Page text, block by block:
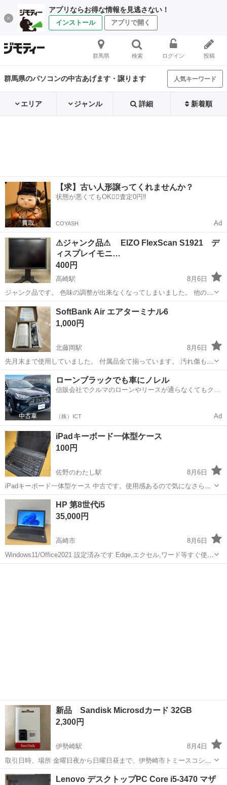
アプリならお得な情報を見逃さない！
インストール アプリで開く
群馬県 検索 ログイン 投稿
群馬県のパソコンの中古あげます・譲ります 人気キーワード
エリア ジャンル 詳細 新着順
【求】古い人形譲ってくれませんか？
状態が悪くてもOK🙆‍♀️査定0円‼️
COYASH Ad
⚠︎ジャンク品⚠︎ EIZO FlexScan S1921 デ
ィスプレイモニ…
400円
高崎駅
8月6日
ジャンク品です。 色味の調整が出来なくなってしまいました。 他の用
途でお使いいただいたり部品取りにいかがでしょうか？ ケーブルなど
の付属品はありません。 ご理解いただいた上でご購入ください。 こち
らが指定した場所に来ていた...
群馬 高崎市 FlexScan
SoftBank Air エアターミナル6
1,000円
北藤岡駅
8月6日
先月末まで使用していました。 付属品全て揃っています。 汚れ傷もほ
ぼ無いので綺麗です。 お値下げ不可です。 何かあれば質問ください。
群馬 佐波郡 北藤岡駅 周辺機器
ローンブラックでも車にノレル
信販会社でクルマのローンやリースが通らなくてもクル
（株）ICT Ad
iPadキーボード一体型ケース
100円
佐野のわたし駅
8月6日
iPadキーボード一体型ケース 中古です。使用感あるので気になさらな
い方でお願いします。 近くまで取りに来られる方希望です。
群馬 高崎市 佐野のわたし駅
HP 第8世代i5
35,000円
高崎市
8月6日
Windows11/Office2021 設定済みです Edge,エクセル,ワード等すぐ使え
ます HP 250G7 15.6インチ CPU:Core i5-8265U メモリ:8GB
新品 Sandisk Microsdカード 32GB
2,300円
伊勢崎駅
8月4日
取引日時、場所 金曜日夜から日曜日昼まで、伊勢崎市トミースコシア
というカフェ近く路駐 その他、平日の夜は前橋市広瀬町3丁目 で取引
となります
群馬 伊勢崎市 伊勢崎駅 メモリーカード
Lenovo デスクトップPC Core i5-3470 マザ